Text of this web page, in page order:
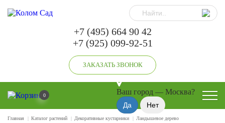
+7 (495) 664 90 42
+7 (925) 099-92-51
ЗАКАЗАТЬ ЗВОНОК
0 Ваш город — Москва?
Главная Каталог растений Декоративные кустарники
Ландышевое дерево